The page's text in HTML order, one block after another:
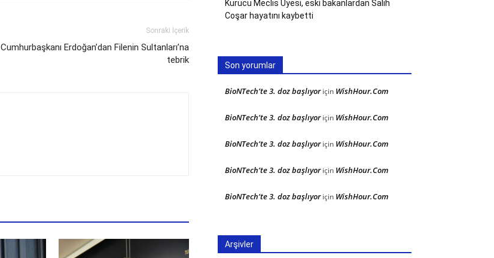
Sonraki İçerik
Cumhurbaşkanı Erdoğan’dan Filenin Sultanları’na
tebrik
Kurucu Meclis Üyesi, eski bakanlardan Salih
Coşar hayatını kaybetti
Son yorumlar
BioNTech’te 3. doz başlıyoriçin WishHour.Com
BioNTech’te 3. doz başlıyoriçin WishHour.Com
BioNTech’te 3. doz başlıyoriçin WishHour.Com
BioNTech’te 3. doz başlıyoriçin WishHour.Com
BioNTech’te 3. doz başlıyoriçin WishHour.Com
Arşivler